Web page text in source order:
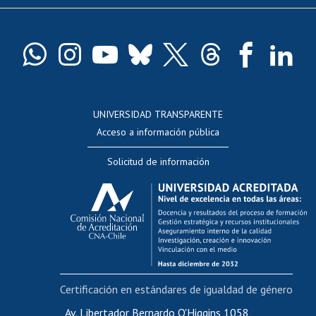
Docentes
Perfeccionamiento
Editar Portafolio Académico
Evaluación docente
Calificación académica
Postulación al AUCAI
Funcionarias/os
Cursos internos de capacitación
Bienestar del personal
Portal de movilidad interna
Certificado de renta
UNIVERSIDAD TRANSPARENTE
Acceso a información pública
Solicitud de información
Av. Libertador Bernardo O'Higgins 1058,
Certificación en estándares de igualdad de género